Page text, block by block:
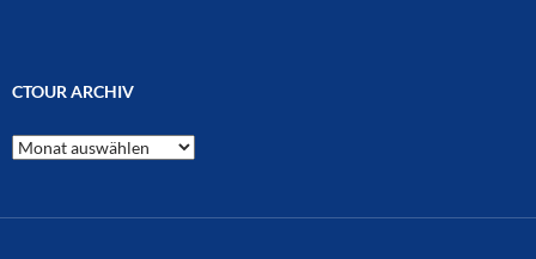
CTOUR ARCHIV
CTOUR
Archiv